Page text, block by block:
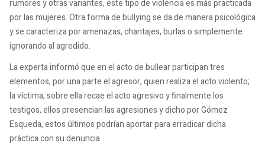
rumores y otras variantes, este tipo de violencia es más practicada
por las mujeres. Otra forma de bullying se da de manera psicológica
y se caracteriza por amenazas, chantajes, burlas o simplemente
ignorando al agredido.
La experta informó que en el acto de bullear participan tres
elementos, por una parte el agresor, quien realiza el acto violento;
la víctima, sobre ella recae el acto agresivo y finalmente los
testigos, ellos presencian las agresiones y dicho por Gómez
Esqueda, estos últimos podrían aportar para erradicar dicha
práctica con su denuncia.